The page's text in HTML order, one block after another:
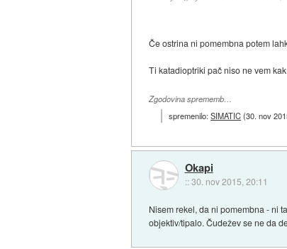
Če ostrina ni pomembna potem
Ti katadioptriki pač niso ne vem
Zgodovina sprememb…
spremenilo:SIMATIC(30. nov
Okapi
::30. nov 2015, 20:11
Nisem rekel, da ni pomembna - ni
objektiv/tipalo. Čudežev se ne da